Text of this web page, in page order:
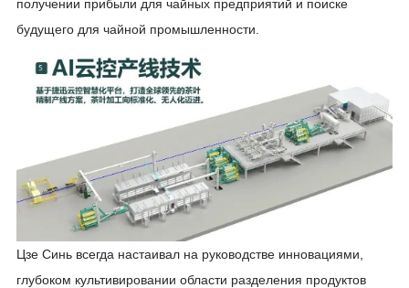
получении прибыли для чайных предприятий и поиске
будущего для чайной промышленности.
Цзе Синь всегда настаивал на руководстве инновациями,
глубоком культивировании области разделения продуктов